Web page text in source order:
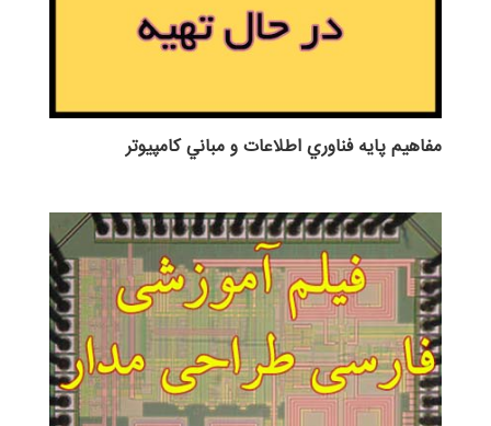
مفاهيم پايه فناوري اطلاعات و مباني كامپيوتر